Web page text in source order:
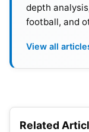
depth
football, and
View all
Related